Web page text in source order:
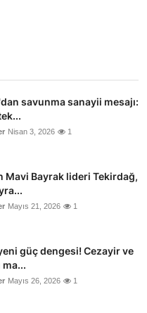
savunma sanayii mesajı:
Nisan 3, 2026 1
Mavi Bayrak lideri Tekirdağ,
Mayıs 21, 2026 1
güç dengesi! Cezayir ve
ma...
Mayıs 26, 2026 1